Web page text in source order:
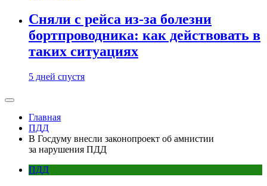
Сняли с рейса из-за болезни
бортпроводника: как действовать в
таких ситуациях
5 дней спустя
Главная
ПДД
В Госдуму внесли законопроект об амнистии
за нарушения ПДД
ПДД